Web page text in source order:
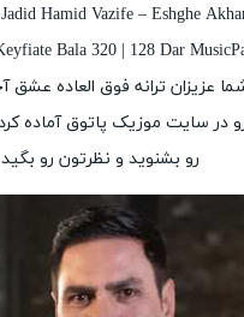
Hamid Vazife – Eshghe
Bala 320 | 128 Dar
شما عزیزان ترانه فوق العاده
در سایت موزیک پاتوق آماده
رو بشنوید و نظرتون رو بگید